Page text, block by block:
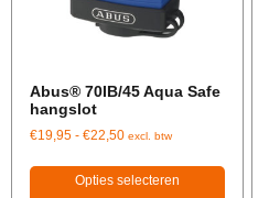
Abus® 70IB/45 Aqua Safe
hangslot
€19,95 - €22,50 excl. btw
Opties selecteren